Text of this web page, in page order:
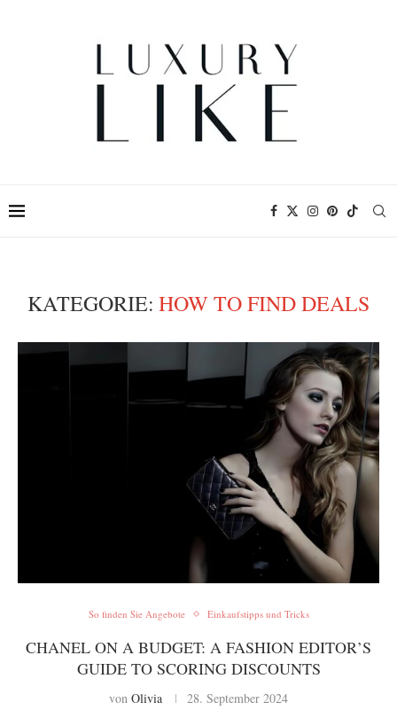
KATEGORIE: HOW TO FIND DEALS
So finden Sie Angebote Einkaufstipps und Tricks
CHANEL ON A BUDGET: A FASHION EDITOR’S
GUIDE TO SCORING DISCOUNTS
von Olivia 28. September 2024